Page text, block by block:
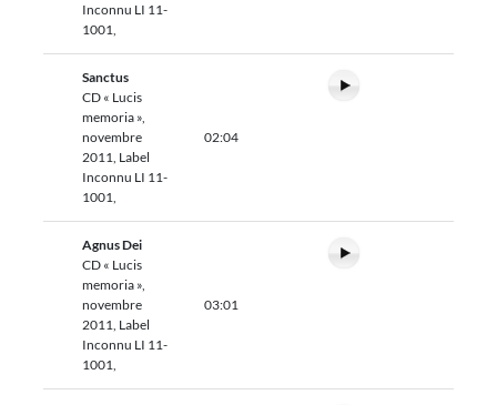
Inconnu LI 11-
1001,
Sanctus
CD « Lucis
memoria »,
novembre
2011, Label
Inconnu LI 11-
1001,
02:04
Agnus Dei
CD « Lucis
memoria »,
novembre
2011, Label
Inconnu LI 11-
1001,
03:01